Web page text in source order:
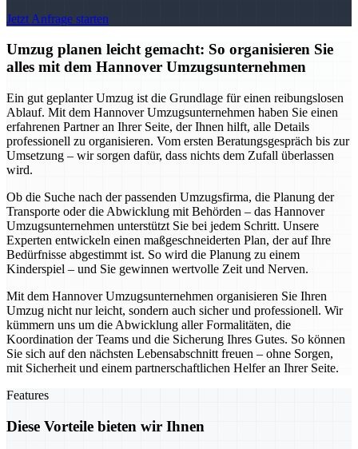
Jetzt Anfrage starten
Umzug planen leicht gemacht: So organisieren Sie
alles mit dem Hannover Umzugsunternehmen
Ein gut geplanter Umzug ist die Grundlage für einen reibungslosen
Ablauf. Mit dem Hannover Umzugsunternehmen haben Sie einen
erfahrenen Partner an Ihrer Seite, der Ihnen hilft, alle Details
professionell zu organisieren. Vom ersten Beratungsgespräch bis zur
Umsetzung – wir sorgen dafür, dass nichts dem Zufall überlassen
wird.
Ob die Suche nach der passenden Umzugsfirma, die Planung der
Transporte oder die Abwicklung mit Behörden – das Hannover
Umzugsunternehmen unterstützt Sie bei jedem Schritt. Unsere
Experten entwickeln einen maßgeschneiderten Plan, der auf Ihre
Bedürfnisse abgestimmt ist. So wird die Planung zu einem
Kinderspiel – und Sie gewinnen wertvolle Zeit und Nerven.
Mit dem Hannover Umzugsunternehmen organisieren Sie Ihren
Umzug nicht nur leicht, sondern auch sicher und professionell. Wir
kümmern uns um die Abwicklung aller Formalitäten, die
Koordination der Teams und die Sicherung Ihres Gutes. So können
Sie sich auf den nächsten Lebensabschnitt freuen – ohne Sorgen,
mit Sicherheit und einem partnerschaftlichen Helfer an Ihrer Seite.
Features
Diese Vorteile bieten wir Ihnen